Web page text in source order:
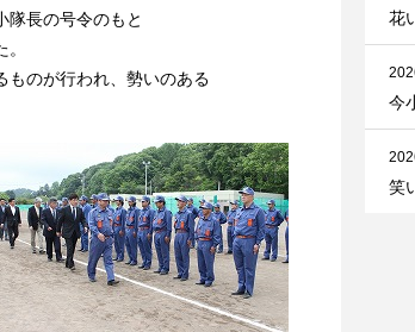
長の号令のもと
のが行われ、勢いのある
花
今
笑